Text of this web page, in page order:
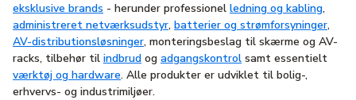
eksklusive brands - herunder professionel ledning og kabling,
administreret netværksudstyr, batterier og strømforsyninger,
AV-distributionsløsninger, monteringsbeslag til skærme og AV-
racks, tilbehør til indbrud og adgangskontrol samt essentielt
værktøj og hardware. Alle produkter er udviklet til bolig-,
erhvervs- og industrimiljøer.